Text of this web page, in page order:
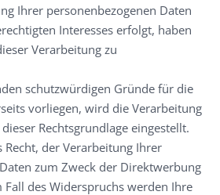
Ihrer personenbezogenen Daten
Interesses erfolgt, haben
Verarbeitung zu
schutzwürdigen Gründe für die
vorliegen, wird die Verarbeitung
Rechtsgrundlage eingestellt.
Recht, der Verarbeitung Ihrer
zum Zweck der Direktwerbung
des Widerspruchs werden Ihre